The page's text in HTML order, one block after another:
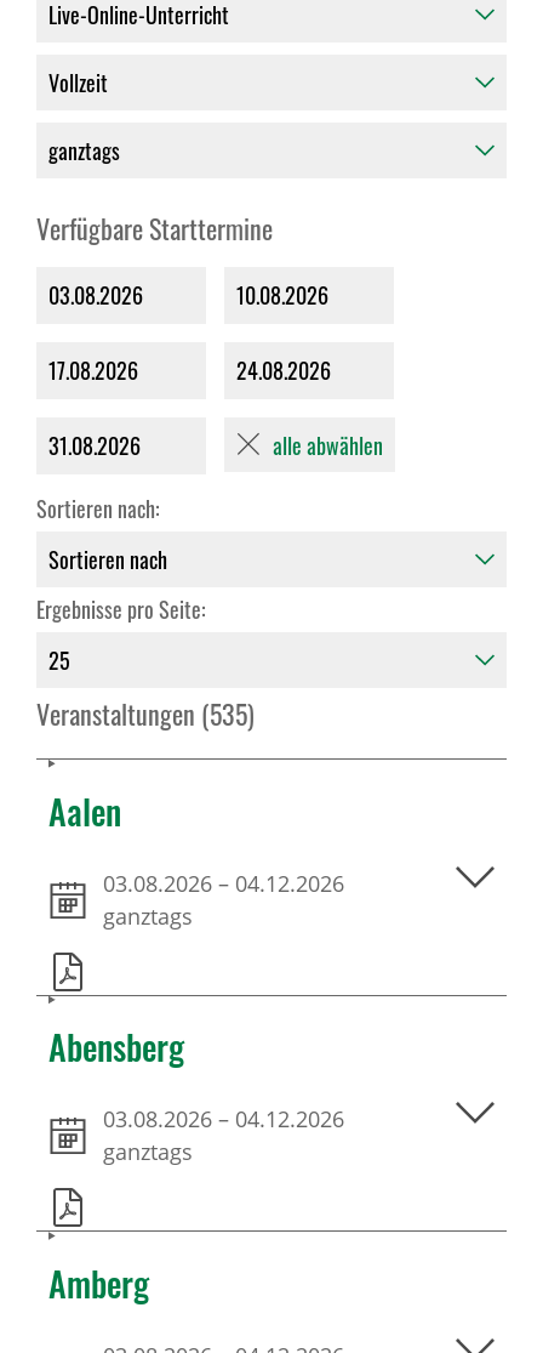
Verfügbare Starttermine
03.08.2026 10.08.2026
17.08.2026 24.08.2026
31.08.2026 alle abwählen
Sortieren nach:
Ergebnisse pro Seite:
Veranstaltungen (535)
Aalen
03.08.2026 – 04.12.2026
ganztags
Abensberg
03.08.2026 – 04.12.2026
ganztags
Amberg